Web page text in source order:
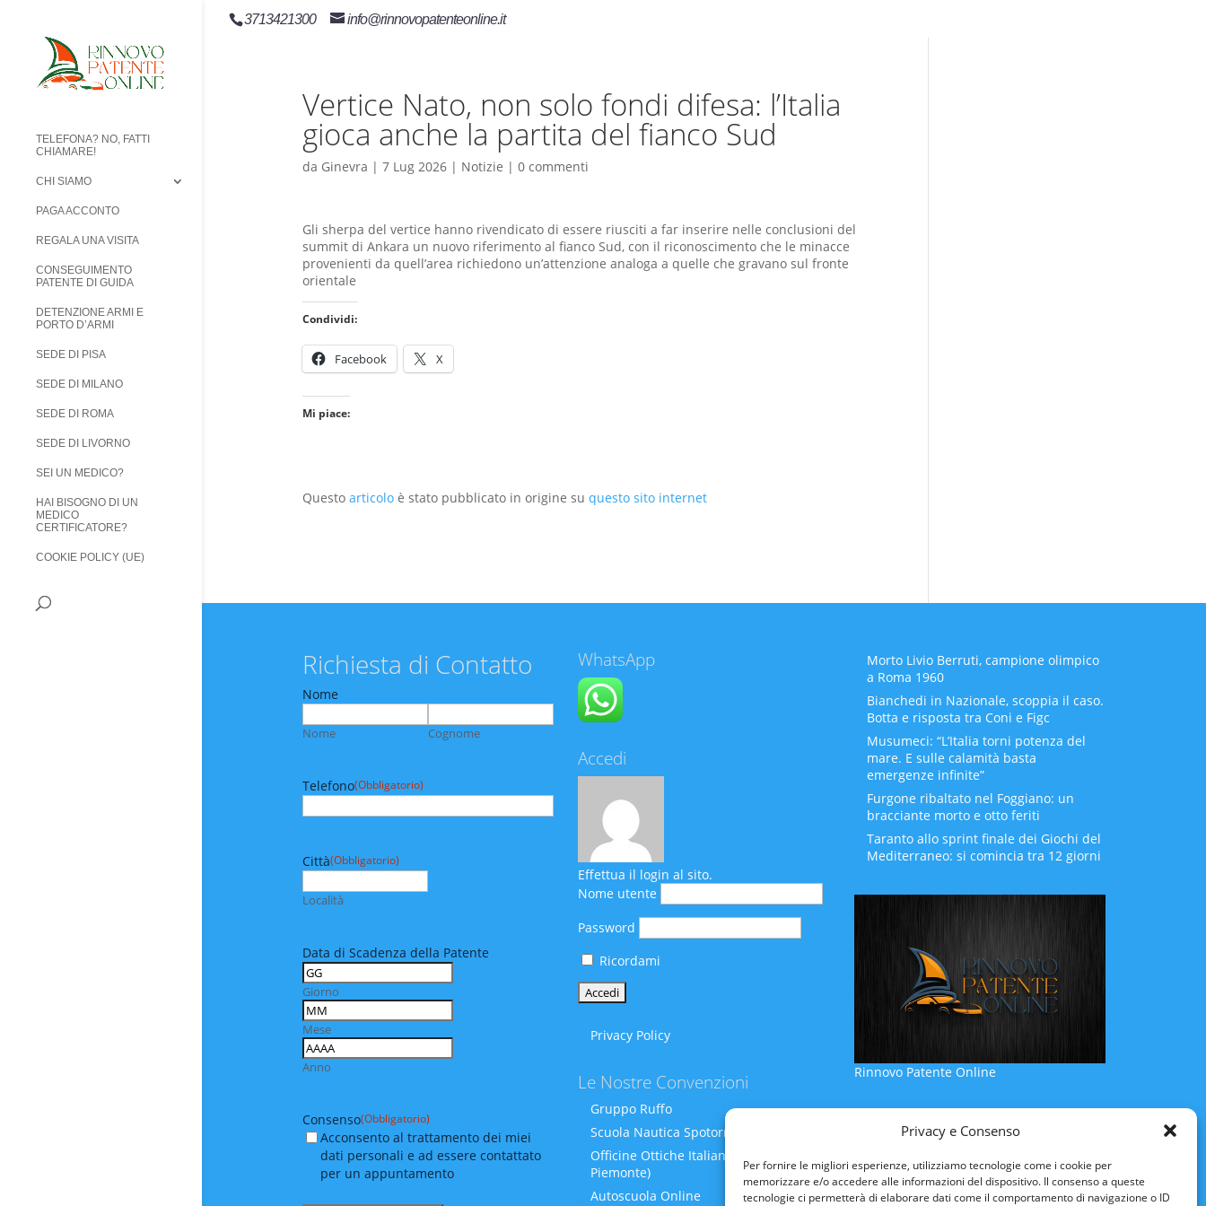
Privacy e Consenso
Per fornire le migliori esperienze, utilizziamo tecnologie come i cookie per
memorizzare e/o accedere alle informazioni del dispositivo. Il consenso a queste
tecnologie ci permetterà di elaborare dati come il comportamento di navigazione o ID
3713421300 info@rinnovopatenteonline.it
TELEFONA? NO, FATTI
CHIAMARE!
CHI SIAMO
PAGA ACCONTO
REGALA UNA VISITA
CONSEGUIMENTO
PATENTE DI GUIDA
DETENZIONE ARMI E
PORTO D’ARMI
SEDE DI PISA
SEDE DI MILANO
SEDE DI ROMA
SEDE DI LIVORNO
SEI UN MEDICO?
HAI BISOGNO DI UN
MEDICO
CERTIFICATORE?
COOKIE POLICY (UE)
Vertice Nato, non solo fondi difesa: l’Italia
gioca anche la partita del fianco Sud
da Ginevra | 7 Lug 2026| Notizie | 0 commenti
Gli sherpa del vertice hanno rivendicato di essere riusciti a far inserire nelle conclusioni del
summit di Ankara un nuovo riferimento al fianco Sud, con il riconoscimento che le minacce
provenienti da quell’area richiedono un’attenzione analoga a quelle che gravano sul fronte
orientale
Condividi:
Facebook X
Mi piace:
Questo articoloè stato pubblicato in origine su questo sito internet
Richiesta di Contatto
Nome
Nome Cognome
Telefono(Obbligatorio)
Città(Obbligatorio)
Località
Data di Scadenza della Patente
Giorno
Mese
Anno
Consenso(Obbligatorio)
Acconsento al trattamento dei miei
dati personali e ad essere contattato
per un appuntamento
WhatsApp
Accedi
Effettua il login al sito.
Nome utente
Password
Ricordami
Privacy Policy
Le Nostre Convenzioni
Gruppo Ruffo
Scuola Nautica Spotornoli
Officine Ottiche Italiane (Liguria-
Piemonte)
Autoscuola Online
Morto Livio Berruti, campione olimpico
a Roma 1960
Bianchedi in Nazionale, scoppia il caso.
Botta e risposta tra Coni e Figc
Musumeci: “L’Italia torni potenza del
mare. E sulle calamità basta
emergenze infinite”
Furgone ribaltato nel Foggiano: un
bracciante morto e otto feriti
Taranto allo sprint finale dei Giochi del
Mediterraneo: si comincia tra 12 giorni
Rinnovo Patente Online